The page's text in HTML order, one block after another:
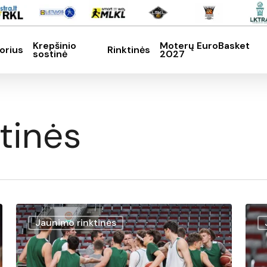
kad nutrauktumėte
Krepšinio
sostinė Rinktinės Moterų EuroBasket
2027
Lietuvos
U19
rinktinės
Jaunimo rinktinės